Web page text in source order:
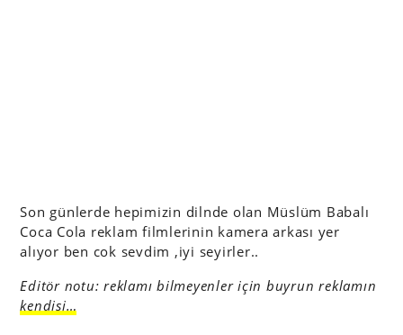
Son günlerde hepimizin dilnde olan Müslüm Babalı
Coca Cola reklam filmlerinin kamera arkası yer
alıyor ben cok sevdim ,iyi seyirler..
Editör notu: reklamı bilmeyenler için buyrun reklamın
kendisi…